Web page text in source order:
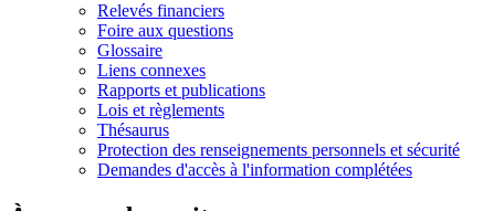
Relevés financiers
Foire aux questions
Glossaire
Liens connexes
Rapports et publications
Lois et règlements
Thésaurus
Protection des renseignements personnels et sécurité
Demandes d'accès à l'information complétées